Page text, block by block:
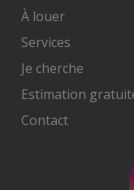
À louer
Services
Je cherche
Estimation
Contact